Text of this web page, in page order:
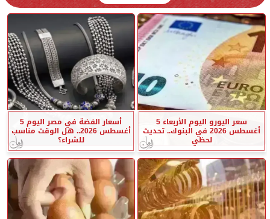
سعر اليورو اليوم الأربعاء 5
أغسطس 2026 في البنوك.. تحديث
لحظي
أسعار الفضة في مصر اليوم 5
أغسطس 2026.. هل الوقت مناسب
للشراء؟